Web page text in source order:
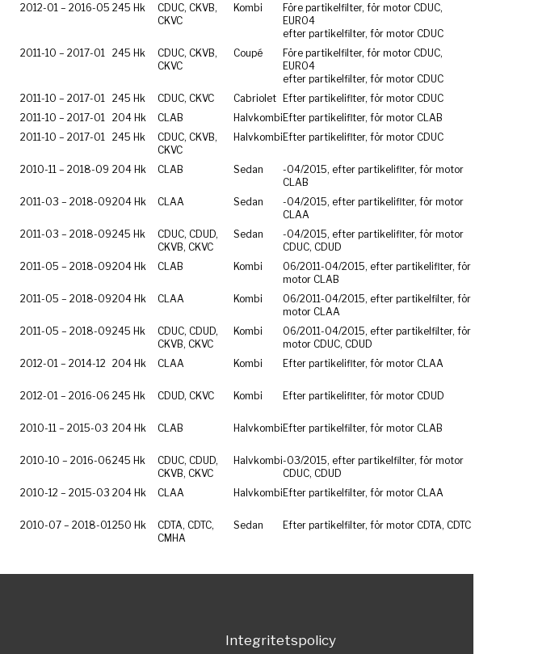
2012-01 – 2016-05 245 Hk
CDUC, CKVB,
CKVC
Kombi
Före partikelfilter, för motor CDUC,
EURO4
efter partikelfilter, för motor CDUC
2011-10 – 2017-01 245 Hk
CDUC, CKVB,
CKVC
Coupé
Före partikelfilter, för motor CDUC,
EURO4
efter partikelfilter, för motor CDUC
2011-10 – 2017-01 245 Hk CDUC, CKVC Cabriolet Efter partikeliflter, för motor CDUC
2011-10 – 2017-01 204 Hk CLAB HalvkombiEfter partikeliflter, för motor CLAB
2011-10 – 2017-01 245 Hk
CDUC, CKVB,
CKVC
HalvkombiEfter partikeliflter, för motor CDUC
2010-11 – 2018-09 204 Hk CLAB Sedan
-04/2015, efter partikeliflter, för motor
CLAB
2011-03 – 2018-09204 Hk CLAA Sedan
-04/2015, efter partikeliflter, för motor
CLAA
2011-03 – 2018-09245 Hk
CDUC, CDUD,
CKVB, CKVC
Sedan
-04/2015, efter partikeliflter, för motor
CDUC, CDUD
2011-05 – 2018-09204 Hk CLAB Kombi
06/2011-04/2015, efter partikeliflter, för
motor CLAB
2011-05 – 2018-09204 Hk CLAA Kombi
06/2011-04/2015, efter partikelfilter, för
motor CLAA
2011-05 – 2018-09245 Hk
CDUC, CDUD,
CKVB, CKVC
Kombi
06/2011-04/2015, efter partikelfilter, för
motor CDUC, CDUD
2012-01 – 2014-12 204 Hk CLAA Kombi Efter partikeliflter, för motor CLAA
2012-01 – 2016-06 245 Hk CDUD, CKVC Kombi Efter partikeliflter, för motor CDUD
2010-11 – 2015-03 204 Hk CLAB HalvkombiEfter partikelfilter, för motor CLAB
2010-10 – 2016-06245 Hk
CDUC, CDUD,
CKVB, CKVC
Halvkombi-03/2015, efter partikelfilter, för motor
CDUC, CDUD
2010-12 – 2015-03 204 Hk CLAA HalvkombiEfter partikelfilter, för motor CLAA
2010-07 – 2018-01 250 Hk
CDTA, CDTC,
CMHA
Sedan Efter partikelfilter, för motor CDTA, CDTC
Integritetspolicy